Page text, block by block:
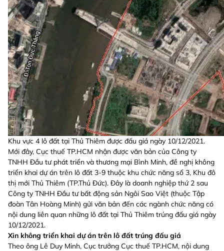
Khu vực 4 lô đất tại Thủ Thiêm được đấu giá ngày 10/12/2021.
Mới đây, Cục thuế TP.HCM nhận được văn bản của Công ty
TNHH Đầu tư phát triển và thương mại Bình Minh, đề nghị không
triển khai dự án trên lô đất 3-9 thuộc khu chức năng số 3, Khu đô
thị mới Thủ Thiêm (TP.Thủ Đức). Đây là doanh nghiệp thứ 2 sau
Công ty TNHH Đầu tư bất động sản Ngôi Sao Việt (thuộc Tập
đoàn Tân Hoàng Minh) gửi văn bản đến các ngành chức năng có
nội dung liên quan những lô đất tại Thủ Thiêm trúng đấu giá ngày
10/12/2021.
Xin không triển khai dự án trên lô đất trúng đấu giá
Theo ông Lê Duy Minh, Cục trưởng Cục thuế TP.HCM, nội dung